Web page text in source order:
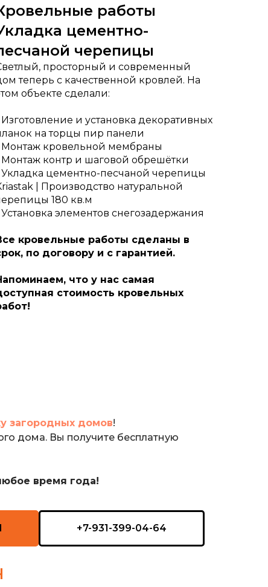
работы
цементно-
черепицы
просторный и современный
теперь с качественной кровлей. На
объекте сделали:
Изготовление и установка декоративных
на торцы пир панели
Монтаж кровельной мембраны
Монтаж контр и шаговой обрешётки
Укладка цементно-песчаной черепицы
| Производство натуральной
180 кв.м
Установка элементов снегозадержания
кровельные работы сделаны в
по договору и с гарантией.
что у нас самая
стоимость кровельных
загородных домов!
дома. Вы получите бесплатную
время года!
+7-931-399-04-64